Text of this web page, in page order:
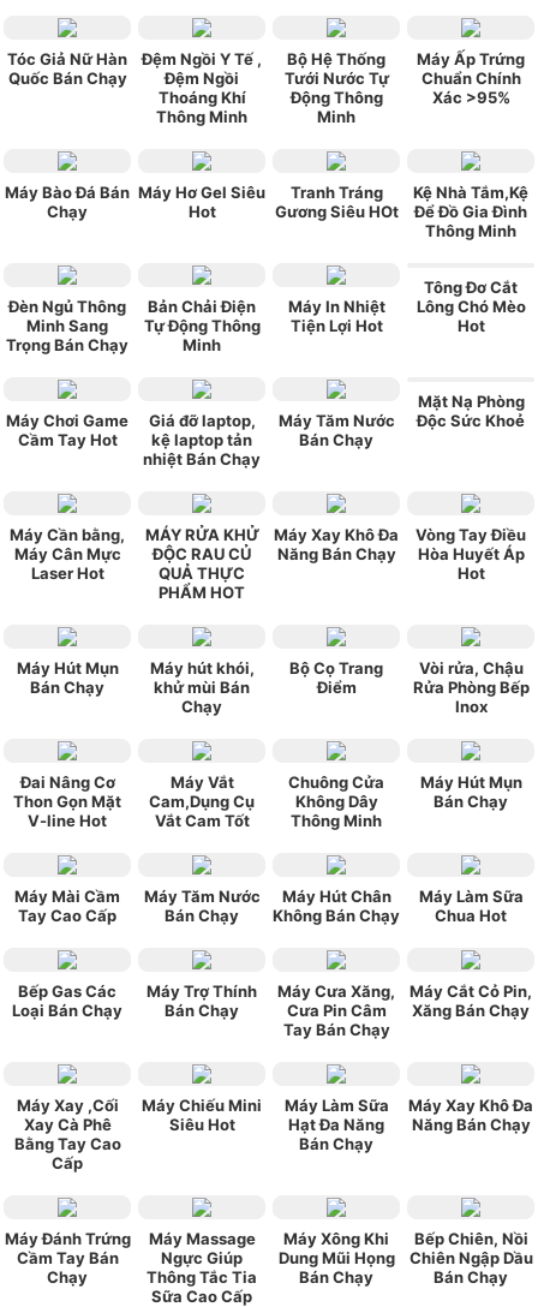
Tóc Giả Nữ Hàn
Quốc Bán Chạy
Đệm Ngồi Y Tế ,
Đệm Ngồi
Thoáng Khí
Thông Minh
Bộ Hệ Thống
Tưới Nước Tự
Động Thông
Minh
Máy Ấp Trứng
Chuẩn Chính
Xác >95%
Máy Bào Đá Bán
Chạy
Máy Hơ Gel Siêu
Hot
Tranh Tráng
Gương Siêu HOt
Kệ Nhà Tắm,Kệ
Để Đồ Gia Đình
Thông Minh
Đèn Ngủ Thông
Minh Sang
Trọng Bán Chạy
Bản Chải Điện
Tự Động Thông
Minh
Máy In Nhiệt
Tiện Lợi Hot
Tông Đơ Cắt
Lông Chó Mèo
Hot
Máy Chơi Game
Cầm Tay Hot
Giá đỡ laptop,
kệ laptop tản
nhiệt Bán Chạy
Máy Tăm Nước
Bán Chạy
Mặt Nạ Phòng
Độc Sức Khoẻ
Máy Cần bằng,
Máy Cân Mực
Laser Hot
MÁY RỬA KHỬ
ĐỘC RAU CỦ
QUẢ THỰC
PHẨM HOT
Máy Xay Khô Đa
Năng Bán Chạy
Vòng Tay Điều
Hòa Huyết Áp
Hot
Máy Hút Mụn
Bán Chạy
Máy hút khói,
khử mùi Bán
Chạy
Bộ Cọ Trang
Điểm
Vòi rửa, Chậu
Rửa Phòng Bếp
Inox
Đai Nâng Cơ
Thon Gọn Mặt
V-line Hot
Máy Vắt
Cam,Dụng Cụ
Vắt Cam Tốt
Chuông Cửa
Không Dây
Thông Minh
Máy Hút Mụn
Bán Chạy
Máy Mài Cầm
Tay Cao Cấp
Máy Tăm Nước
Bán Chạy
Máy Hút Chân
Không Bán Chạy
Máy Làm Sữa
Chua Hot
Bếp Gas Các
Loại Bán Chạy
Máy Trợ Thính
Bán Chạy
Máy Cưa Xăng,
Cưa Pin Câm
Tay Bán Chạy
Máy Cắt Cỏ Pin,
Xăng Bán Chạy
Máy Xay ,Cối
Xay Cà Phê
Bằng Tay Cao
Cấp
Máy Chiếu Mini
Siêu Hot
Máy Làm Sữa
Hạt Đa Năng
Bán Chạy
Máy Xay Khô Đa
Năng Bán Chạy
Máy Đánh Trứng
Cầm Tay Bán
Chạy
Máy Massage
Ngực Giúp
Thông Tắc Tia
Sữa Cao Cấp
Máy Xông Khi
Dung Mũi Họng
Bán Chạy
Bếp Chiên, Nồi
Chiên Ngập Dầu
Bán Chạy